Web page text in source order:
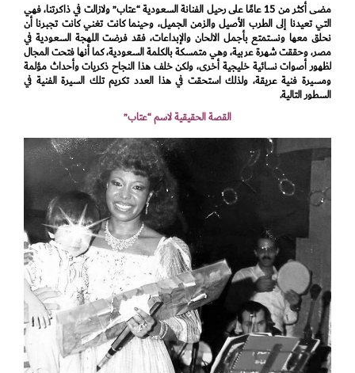
مضى أكثر من 15 عامًا على رحيل الفنانة السعودية “عتاب” ولازالت في ذاكرتنا، فهي
التي تعيدنا إلى الطرب الأصيل والزمن الجميل، وحينما كانت تغني كانت تجبرنا أن
نحلق معها ونستمتع بأجمل الالحان والإبداعات، فقد فرضت اللهجة السعودية في
مصر، وحققت شهرة عربية، وهي متمسكة بالكلمة السعودية، كما أنها فتحت المجال
لظهور أصوات نسائية خليجية أخرى، ولكن خلف هذا النجاح ذكريات وأحداث مؤلمة
ومسيرة فنية عريقة، ولذلك استحقت في هذا العدد تكريم تلك السيرة الفنية في
السطور التالية.
القصة الحقيقية لاسم “عتاب”